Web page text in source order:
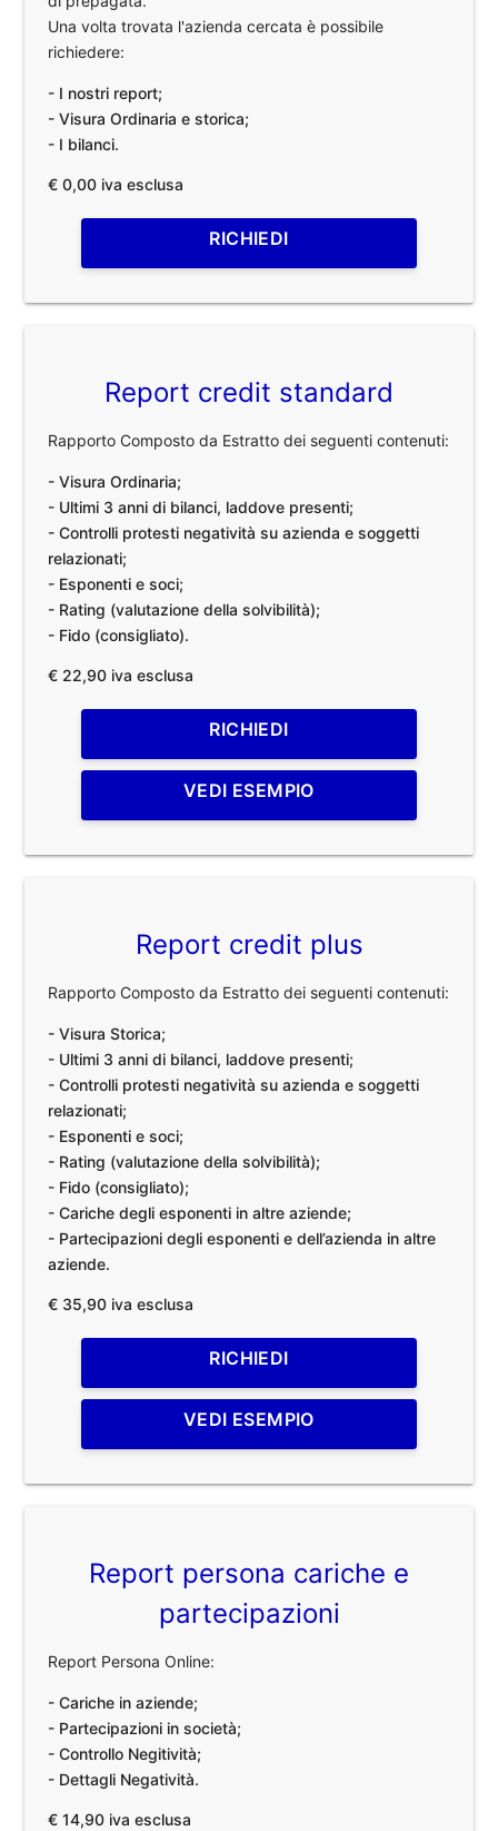
Una volta trovata l'azienda cercata è possibile
richiedere:
- I nostri report;
- Visura Ordinaria e storica;
- I bilanci.
€ 0,00 iva esclusa
RICHIEDI
Report credit standard
Rapporto Composto da Estratto dei seguenti contenuti:
- Visura Ordinaria;
- Ultimi 3 anni di bilanci, laddove presenti;
- Controlli protesti negatività su azienda e soggetti
relazionati;
- Esponenti e soci;
- Rating (valutazione della solvibilità);
- Fido (consigliato).
€ 22,90 iva esclusa
RICHIEDI
VEDI ESEMPIO
Report credit plus
Rapporto Composto da Estratto dei seguenti contenuti:
- Visura Storica;
- Ultimi 3 anni di bilanci, laddove presenti;
- Controlli protesti negatività su azienda e soggetti
relazionati;
- Esponenti e soci;
- Rating (valutazione della solvibilità);
- Fido (consigliato);
- Cariche degli esponenti in altre aziende;
- Partecipazioni degli esponenti e dell’azienda in altre
aziende.
€ 35,90 iva esclusa
RICHIEDI
VEDI ESEMPIO
Report persona cariche e
partecipazioni
Report Persona Online:
- Cariche in aziende;
- Partecipazioni in società;
- Controllo Negitività;
- Dettagli Negatività.
€ 14,90 iva esclusa